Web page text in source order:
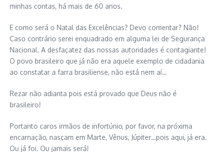
minhas contas, há mais de 60 anos.
E como será o Natal das Excelências? Devo comentar? Não!
Caso contrário serei enquadrado em alguma lei de Segurança
Nacional. A desfaçatez das nossas autoridades é contagiante!
O povo brasileiro que já não era aquele exemplo de cidadania
ao constatar a farra brasiliense, não está nem aí…
Rezar não adianta pois está provado que Deus não é
brasileiro!
Portanto caros irmãos de infortúnio, por favor, na próxima
encarnação, nasçam em Marte, Vênus, Júpiter…pois aqui, já era.
Ou já foi. Ou jamais será!